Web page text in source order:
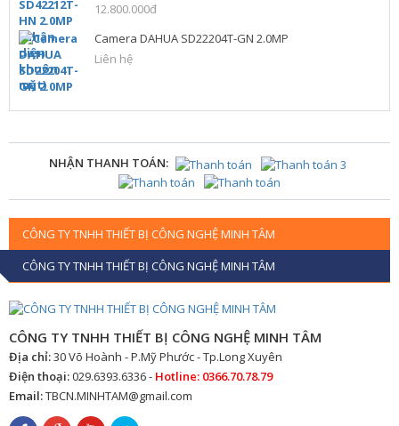
12.800.000đ
Camera DAHUA SD22204T-GN 2.0MP
Liên hệ
NHẬN THANH TOÁN:
CÔNG TY TNHH THIẾT BỊ CÔNG NGHỆ MINH TÂM
CÔNG TY TNHH THIẾT BỊ CÔNG NGHỆ MINH TÂM
CÔNG TY TNHH THIẾT BỊ CÔNG NGHỆ MINH TÂM
Địa chỉ:30 Võ Hoành - P.Mỹ Phước - Tp.Long Xuyên
Điện thoại:029.6393.6336 - Hotline: 0366.70.78.79
Email:TBCN.MINHTAM@gmail.com